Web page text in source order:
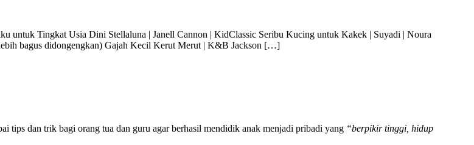
Tingkat Usia Dini Stellaluna | Janell Cannon | KidClassic Seribu Kucing untuk Kakek | Suyadi | Noura
bagus didongengkan) Gajah Kecil Kerut Merut | K&B Jackson […]
tips dan trik bagi orang tua dan guru agar berhasil mendidik anak menjadi pribadi yang “berpikir tinggi, hidup